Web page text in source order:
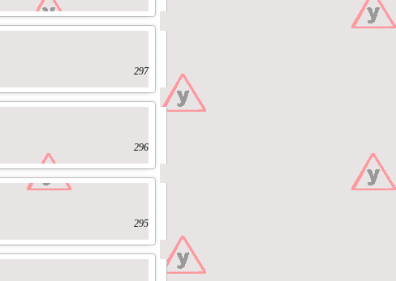
297
296
295